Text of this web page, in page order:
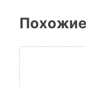
Похожие